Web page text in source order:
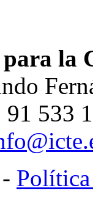
la
533
-